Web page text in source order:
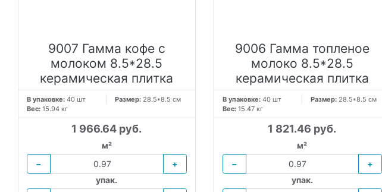
9007 Гамма кофе с
молоком 8.5*28.5
керамическая плитка
В упаковке: 40 шт Размер: 28.5*8.5 см
Вес: 15.94 кг
1 966.64 руб.
м²
−
+
упак.
9006 Гамма топленое
молоко 8.5*28.5
керамическая плитка
В упаковке:40 шт Размер: 28.5*8.5 см
Вес: 15.47 кг
1 821.46 руб.
м²
−
+
упак.